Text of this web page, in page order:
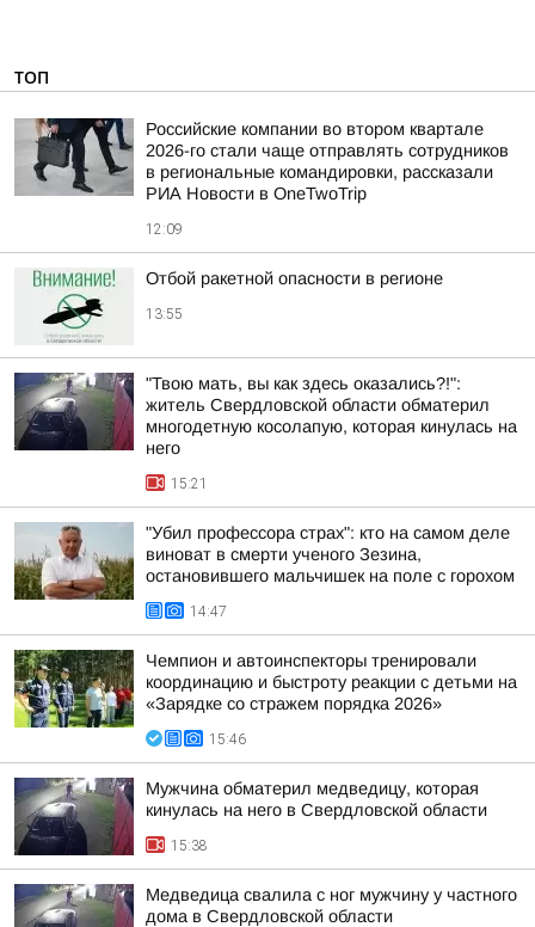
ТОП
Российские компании во втором квартале
2026-го стали чаще отправлять сотрудников
в региональные командировки, рассказали
РИА Новости в OneTwoTrip
12:09
Отбой ракетной опасности в регионе
13:55
"Твою мать, вы как здесь оказались?!":
житель Свердловской области обматерил
многодетную косолапую, которая кинулась на
него
15:21
"Убил профессора страх": кто на самом деле
виноват в смерти ученого Зезина,
остановившего мальчишек на поле с горохом
14:47
Чемпион и автоинспекторы тренировали
координацию и быстроту реакции с детьми на
«Зарядке со стражем порядка 2026»
15:46
Мужчина обматерил медведицу, которая
кинулась на него в Свердловской области
15:38
Медведица свалила с ног мужчину у частного
дома в Свердловской области